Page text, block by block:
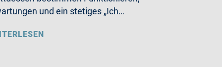
und ein stetiges „Ich…